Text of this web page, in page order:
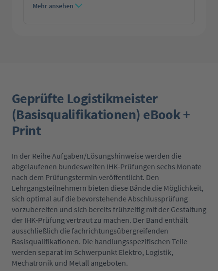
Mehr ansehen
Geprüfte Logistikmeister
(Basisqualifikationen) eBook +
Print
In der Reihe Aufgaben/Lösungshinweise werden die
abgelaufenen bundesweiten IHK-Prüfungen sechs Monate
nach dem Prüfungstermin veröffentlicht. Den
Lehrgangsteilnehmern bieten diese Bände die Möglichkeit,
sich optimal auf die bevorstehende Abschlussprüfung
vorzubereiten und sich bereits frühzeitig mit der Gestaltung
der IHK-Prüfung vertraut zu machen. Der Band enthält
ausschließlich die fachrichtungsübergreifenden
Basisqualifikationen. Die handlungsspezifischen Teile
werden separat im Schwerpunkt Elektro, Logistik,
Mechatronik und Metall angeboten.